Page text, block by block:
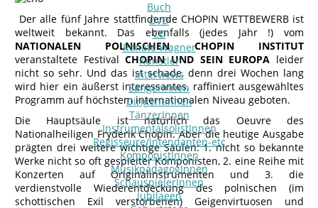
Buch
DVD
CD
Renate Wagner
Künstler
Interviews
SängerInnen
DirigentInnen
TänzerInnen
InstrumentalsolistInnen
Regisseure/Intendanten-etc
KomponistInnen
MusikpädagogInnen
SchauspielerInnen
Jubilaeen
Der alle fünf Jahre stattfindende CHOPIN WETTBEWERB ist
weltweit bekannt. Das ebenfalls (jedes Jahr !) vom
NATIONALEN POLNISCHEN CHOPIN INSTITUT
veranstaltete FestivalCHOPIN UND SEIN EUROPA leider
nicht so sehr. Und das ist schade, denn drei Wochen lang
wird hier ein äußerst interessantes, raffiniert ausgewähltes
Programm auf höchstem internationalen Niveau geboten.
Die Hauptsäule ist natürlich das Oeuvre des
Nationalheiligen Fryderik Chopin. Aber die heutige Ausgabe
prägten drei weitere wichtige Säulen: 1. nicht so bekannte
Werke nicht so oft gespielter Komponisten, 2. eine Reihe mit
Konzerten auf Originalinstrumenten und 3. die
verdienstvolle Wiederentdeckung des polnischen (im
schottischen Exil verstorbenen) Geigenvirtuosen und